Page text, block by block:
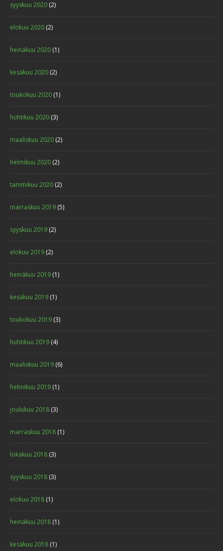
syyskuu 2020 (2)
elokuu 2020 (2)
heinäkuu 2020 (1)
kesäkuu 2020 (2)
toukokuu 2020 (1)
huhtikuu 2020 (3)
maaliskuu 2020 (2)
helmikuu 2020 (2)
tammikuu 2020 (2)
marraskuu 2019 (5)
syyskuu 2019 (2)
elokuu 2019 (2)
heinäkuu 2019 (1)
kesäkuu 2019 (1)
toukokuu 2019 (3)
huhtikuu 2019 (4)
maaliskuu 2019 (6)
helmikuu 2019 (1)
joulukuu 2018 (3)
marraskuu 2018 (1)
lokakuu 2018 (3)
syyskuu 2018 (3)
elokuu 2018 (1)
heinäkuu 2018 (1)
kesäkuu 2018 (1)